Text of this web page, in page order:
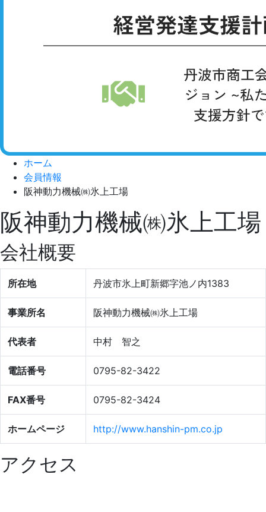
ホーム
会員情報
阪神動力機械㈱氷上工場
阪神動力機械㈱氷上工場
会社概要
所在地 丹波市氷上町新郷字池ノ内1383
事業所名 阪神動力機械㈱氷上工場
代表者 中村 智之
電話番号 0795-82-3422
FAX番号 0795-82-3424
ホームページ http://www.hanshin-pm.co.jp
アクセス